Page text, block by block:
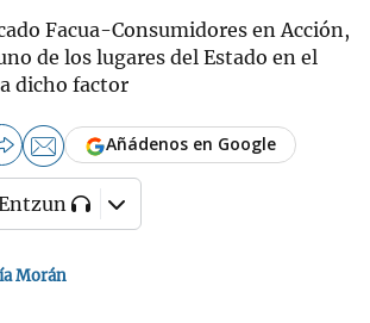
Facua-Consumidores en Acción,
de los lugares del Estado en el
dicho factor
Morán
Añádenos en Google